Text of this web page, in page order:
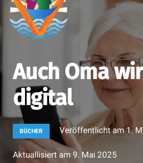
Auch Oma
digital
BÜCHER Veröffentlicht am1.
Aktuallisiert am 9. Mai 2025